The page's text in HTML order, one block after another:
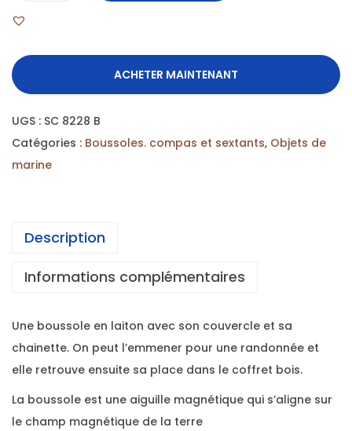
ACHETER MAINTENANT
UGS : SC 8228 B
Catégories : Boussoles. compas et sextants, Objets de
marine
Description
Informations complémentaires
Une boussole en laiton avec son couvercle et sa
chainette. On peut l’emmener pour une randonnée et
elle retrouve ensuite sa place dans le coffret bois.
La boussole est une aiguille magnétique qui s’aligne sur
le champ magnétique de la terre